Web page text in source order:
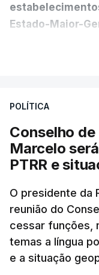
Estado-Maior-
Da sua
Forças
comandante do
Reserva Tática
NATO no
MINUSCA, como
Militar da ONU
Africana".
"Foi ainda chefe
POLÍTICA
Conselho
Marcelo
PTRR e
O presidente da
reunião do
cessar funções,
temas a língua
e a situação